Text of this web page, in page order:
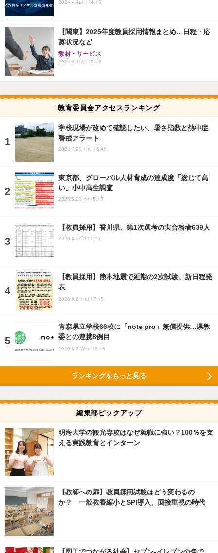
2024.4.4(木) 14:15
【関東】2025年度教員採用情報まとめ…日程・応
募状況など
教材・サービス
2024.6.4(火) 15:45
教育委員会アクセスランキング
学校現場が改めて確認したい、暑さ指数と熱中症
警戒アラート
2026.7.23 Thu 16:45
東京都、グローバル人材育成の達成度「総じて高
い」小中高生調査
2025.5.23 Fri 15:15
【教員採用】香川県、第1次選考の実合格者639人
2026.8.7 Fri 11:45
【教員採用】熊本地震で延期の2次試験、新日程発
表
2026.8.6 Thu 17:15
青森県立学校66校に「note pro」無償提供…県教
委との連携8例目
2026.8.5 Wed 15:18
ランキングをもっと見る
編集部ピックアップ
明海大学の観光専攻はなぜ就職に強い？100％を支
える実践教育とインターン
【教師への扉】教員採用試験はどう変わるの
か？ 一般教養縮小とSPI導入、面接重視の時代